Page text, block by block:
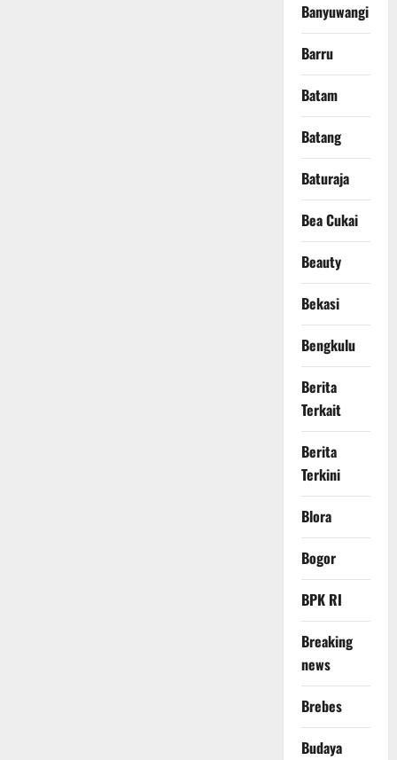
Banyuwangi
Barru
Batam
Batang
Baturaja
Bea Cukai
Beauty
Bekasi
Bengkulu
Berita
Terkait
Berita
Terkini
Blora
Bogor
BPK RI
Breaking
news
Brebes
Budaya